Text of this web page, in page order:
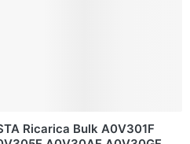
Ricarica Bulk A0V301F